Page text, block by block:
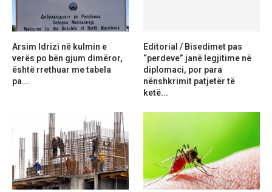
Arsim Idrizi në kulmin e
verës po bën gjum dimëror,
është rrethuar me tabela
pa...
Editorial / Bisedimet pas
“perdeve” janë legjitime në
diplomaci, por para
nënshkrimit patjetër të
ketë...